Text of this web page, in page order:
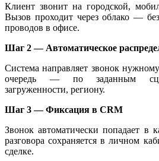
Клиент звонит на городской,
Вызов проходит через облако —
проводов в офисе.
Шаг 2 — Автоматическое
Система направляет звонок
очередь — по заданным
загруженности, региону.
Шаг 3 — Фиксация в CRM
Звонок автоматически попадает в
разговора сохраняется в личном
сделке.